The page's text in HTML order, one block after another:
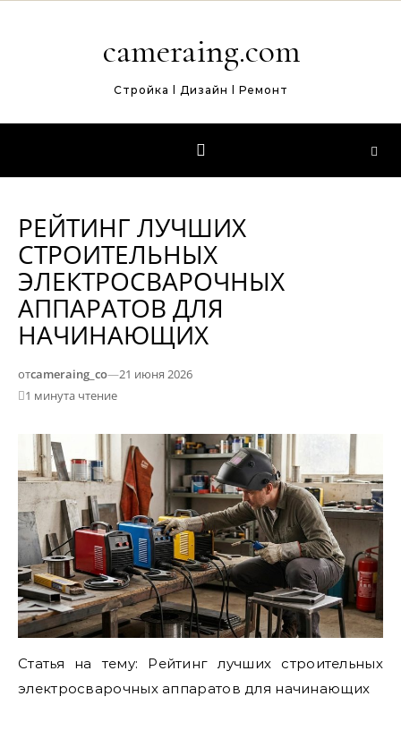
cameraing.com
Стройка l Дизайн l Ремонт
РЕЙТИНГ ЛУЧШИХ
СТРОИТЕЛЬНЫХ
ЭЛЕКТРОСВАРОЧНЫХ
АППАРАТОВ ДЛЯ
НАЧИНАЮЩИХ
отcameraing_co—21 июня 2026
1 минута чтение
Статья на тему: Рейтинг лучших строительных
электросварочных аппаратов для начинающих